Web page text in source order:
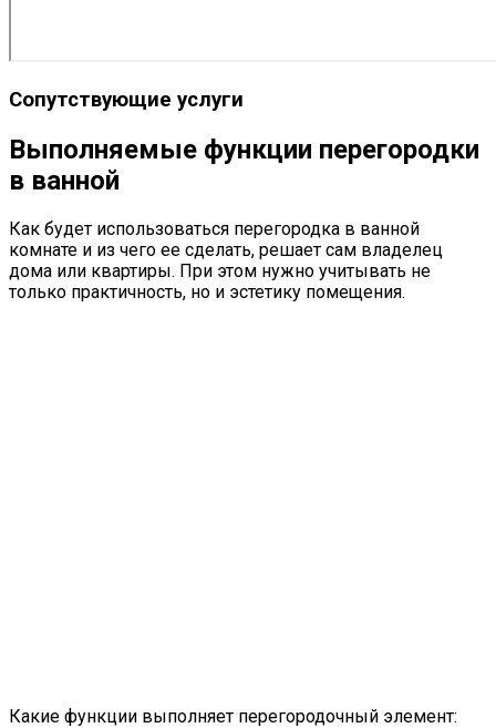
Сопутствующие услуги
Выполняемые функции перегородки
в ванной
Как будет использоваться перегородка в ванной
комнате и из чего ее сделать, решает сам владелец
дома или квартиры. При этом нужно учитывать не
только практичность, но и эстетику помещения.
Какие функции выполняет перегородочный элемент: